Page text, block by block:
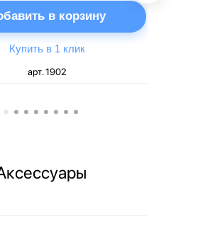
в корзину
Купить в 1 клик
арт. 1902